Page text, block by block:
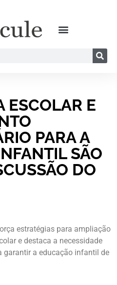
ESCOLAR E
PARA A
SÃO
DO
estratégias para ampliação
e destaca a necessidade
garantir a educação infantil de